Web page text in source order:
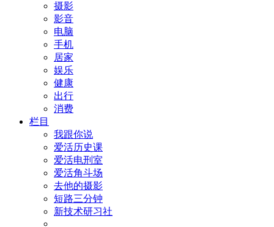
摄影
影音
电脑
手机
居家
娱乐
健康
出行
消费
栏目
我跟你说
爱活历史课
爱活电刑室
爱活角斗场
去他的摄影
短路三分钟
新技术研习社